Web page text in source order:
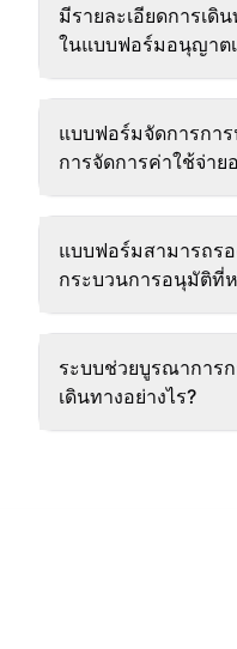
มีรายละเอียดการเดิ
ในแบบฟอร์มอนุญาต
แบบฟอร์มจัดการกา
การจัดการค่าใช้จ่าย
แบบฟอร์มสามารถร
กระบวนการอนุมัติที่
ระบบช่วยบูรณาการ
เดินทางอย่างไร?